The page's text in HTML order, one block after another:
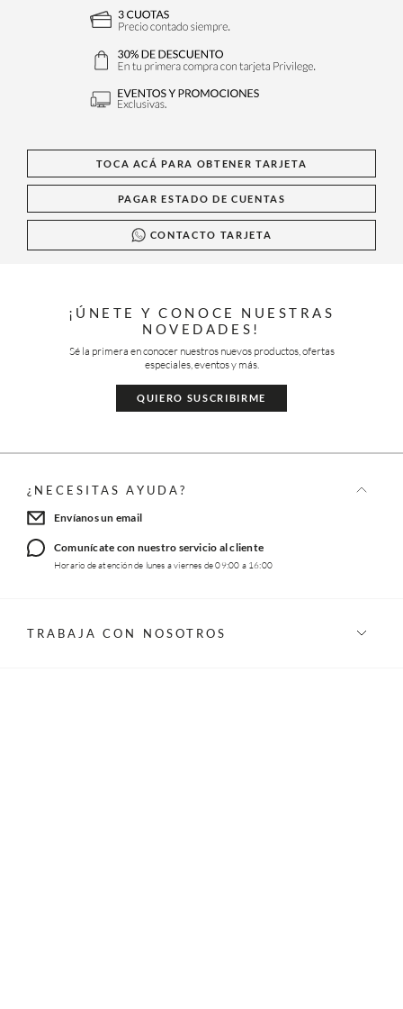
TOCA ACÁ PARA OBTENER TARJETA
PAGAR ESTADO DE CUENTAS
CONTACTO TARJETA
¡ÚNETE Y CONOCE NUESTRAS
NOVEDADES!
Sé la primera en conocer nuestros nuevos productos, ofertas
especiales, eventos y más.
QUIERO SUSCRIBIRME
¿NECESITAS AYUDA?
Envíanos un email
Comunícate con nuestro servicio al cliente
Horario de atención de lunes a viernes de 09:00 a 16:00
TRABAJA CON NOSOTROS